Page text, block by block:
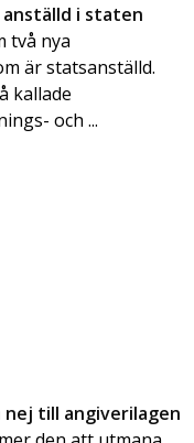
i staten
två nya
är statsanställd.
kallade
och ...
till angiverilagen